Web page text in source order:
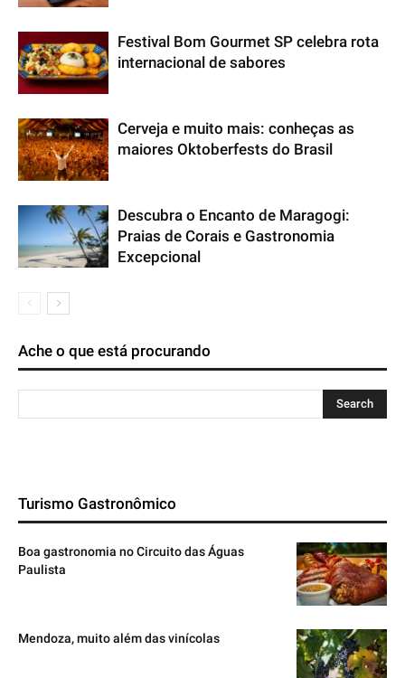
Festival Bom Gourmet SP celebra rota
internacional de sabores
Cerveja e muito mais: conheças as
maiores Oktoberfests do Brasil
Descubra o Encanto de Maragogi:
Praias de Corais e Gastronomia
Excepcional
Ache o que está procurando
Turismo Gastronômico
Boa gastronomia no Circuito das Águas
Paulista
Mendoza, muito além das vinícolas